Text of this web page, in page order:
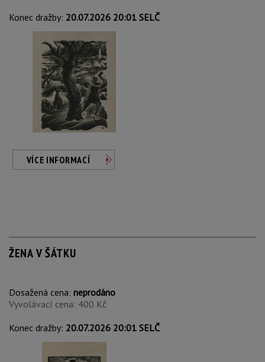
Konec dražby: 20.07.2026 20:01 SELČ
VÍCE INFORMACÍ
ŽENA V ŠÁTKU
Dosažená cena: neprodáno
Vyvolávací cena: 400 Kč
Konec dražby: 20.07.2026 20:01 SELČ